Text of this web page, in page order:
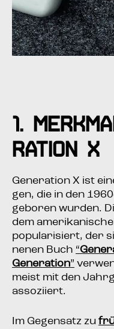
1.
ra­ti­on X
Gene­ra­ti­on X ist
gen, die in den
gebo­ren wur­den.
dem
popu­la­ri­siert, der
ne­nen Buch “
Gene­ra­ti­on”
meist mit den
assoziiert.
Im Gegen­satz zu